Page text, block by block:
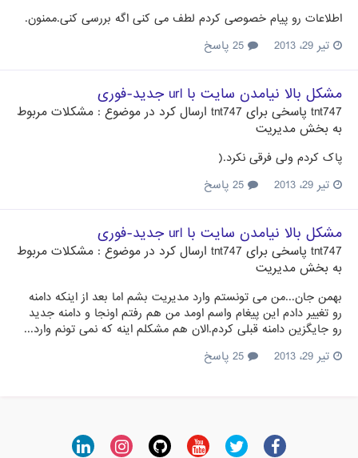
اطلاعات رو پیام خصوصی کردم لطف می کنی اگه بررسی کنی.ممنون.
تیر 29، 2013
مشکل بالا نیامدن سایت با url جدید-فوری
tnt747 پاسخی برای tnt747 ارسال کرد در موضوع : مشکلات مربوط
به بخش مدیریت
پاک کردم ولی فرقی نکرد.(
تیر 29، 2013
مشکل بالا نیامدن سایت با url جدید-فوری
tnt747 پاسخی برای tnt747 ارسال کرد در موضوع : مشکلات مربوط
به بخش مدیریت
بهمن جان...من می تونستم وارد مدیریت بشم اما بعد از اینکه دامنه
رو تغییر دادم این پیغام واسم اومد من هم رفتم اونجا و دامنه جدید
رو جایگزین دامنه قبلی کردم.الان هم مشکلم اینه که نمی تونم وارد...
تیر 29، 2013